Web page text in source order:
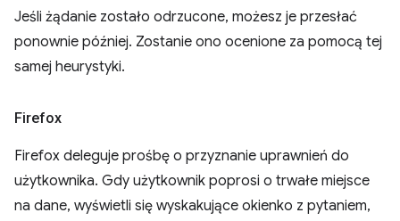
Jeśli żądanie zostało odrzucone, możesz je przesłać
ponownie później. Zostanie ono ocenione za pomocą tej
samej heurystyki.
Firefox
Firefox deleguje prośbę o przyznanie uprawnień do
użytkownika. Gdy użytkownik poprosi o trwałe miejsce
na dane, wyświetli się wyskakujące okienko z pytaniem,